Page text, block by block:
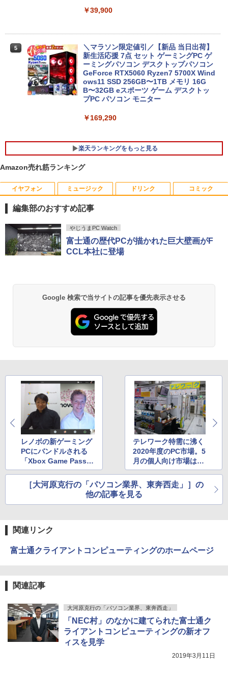
整備済み ネット閲覧 メール用 初心者向
￥18,600
￥39,900
5
＼マラソン限定値引／【新品 当日出荷】
新生活応援 7点 セット ゲーミングPC ゲ
ーミングパソコン デスクトップパソコン
GeForce RTX5060 Ryzen7 5700X Wind
ows11 SSD 256GB〜1TB メモリ 16G
B〜32GB eスポーツ ゲーム デスクトッ
プPC パソコン モニター
￥169,290
楽天ランキングをもっと見る
1
NEC LCD-AS193Mi 19インチ スクエア
LED液晶モニター 薄型 液晶ディスプレイ
非光沢 IPSパネル SXGA 1280×1024 DVI
￥3,200
080 フルHD HDMI PCモニター 中古ディ
スプレイ
ASUS エイスース 液晶ディスプレイ Ey
￥10,980
＼本日限定500円値下げ／＼楽天1位！20
26年最新の超軽量超薄型／モバイルモニ
ター 15.6インチ フルHD 4K 144Hz タッ
チパネル バッテリー内蔵 無線接続 12モ
デル選択 非光沢 IPSパネル Type-C HDM
I 軽量 薄型 リモートワーク ディスプレイ
持ち運び ポータブルモニター
￥12,480
5
243HDB/138S0214285Q/Bランク/81
【中古】
1
ちいかわ なんか小さくてかわいいやつ
（4） （ワイドKC） [ ナガノ ]
￥1,210
ちいかわ なんか小さくてかわいいやつ
（2） （ワイドKC） [ ナガノ ]
アンダーニンジャ（18） 【電子書籍】[
花沢健吾 ]
￥792
【全巻】 天幕のジャードゥーガル 1-6巻
セット （ボニータ・コミックス） [ トマ
トスープ ]
Amazon売れ筋ランキング
イヤフォン
Anker Soundcore P40i オフホワイト
￥7,990
￥5,990
￥14,990
【2026年アップグレード版】AOKIMI ワイヤ
レスイヤホン bluetooth イヤホン V12 小型
軽量 ブルートゥースHi-Fi 最大36時間再生 ぶ
るーとゅーす コードレス ENCノイズキャン
セリング 自動ペアリング Type-C充電 マイク
付き 防水 タッチ式音量調整 スポーツ/通勤/通
学/WEB会議(ホワイト)
￥1,964
￥3,480
ミュージック
BRUCE WAYNE feat. Flo Milli, ATL Jacob
￥250
[Explicit]
￥250
On My Road (Stadium ver.)
￥250
BUGS LIFE
￥250
ドリンク
by Amazon 天然水 ラベルレス 500ml ×24本
ウォーター ペットボトル 静岡県産 500ミリリ
ットル (Smart Basic)
【Amazon.co.jp限定】 い・ろ・は・す 2L P
ET ラベルレス ×8本
￥1,112
￥1,117
by Amazon 炭酸水 ラベルレス 500ml ×24本
強炭酸水 ペットボトル 500ミリリットル (Sm
art Basic)
￥1,625
コカ・コーラ やかんの麦茶 from 爽健美茶 ラ
ベルレス 650mlPET×24本
コミック
薬屋のひとりごと 17巻 (デジタル版ビッグガ
￥770
エース)
￥832
￥594
HUNTER×HUNTER モノクロ版 39 (ジャンプ
コミックスDIGITAL)
￥572
スーパーの裏でヤニ吸うふたり 9巻 (デジタル
版ビッグガンガンコミックス)
編集部のおすすめ記事
やじうまPC Watch
富士通の歴代PCが描かれた巨大壁画がF
CCL本社に登場
Google 検索で当サイトの記事を優先表示させる
レノボの新ゲーミング
PCにバンドルされる
「Xbox Game Pass f
or PC」とは?
テレワーク特需に沸く
2020年度のPC市場。5
月の個人向け市場は前
年比1.4倍の売れ行き
に
［大河原克行の「パソコン業界、東奔西走」］の
他の記事を見る
関連リンク
富士通クライアントコンピューティングのホームページ
関連記事
大河原克行の「パソコン業界、東奔西走」
「NEC村」のなかに建てられた富士通ク
ライアントコンピューティングの新オフ
ィスを見学
2019年3月11日